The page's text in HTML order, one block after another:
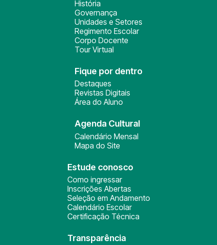
História
Governança
Unidades e Setores
Regimento Escolar
Corpo Docente
Tour Virtual
Fique por dentro
Destaques
Revistas Digitais
Área do Aluno
Agenda Cultural
Calendário Mensal
Mapa do Site
Estude conosco
Como ingressar
Inscrições Abertas
Seleção em Andamento
Calendário Escolar
Certificação Técnica
Transparência